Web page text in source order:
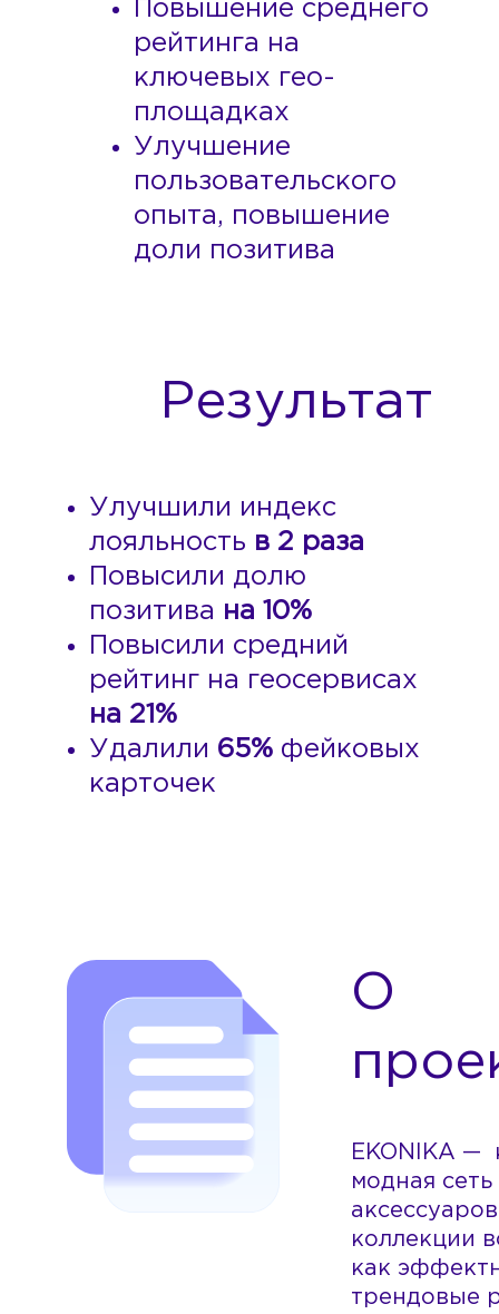
Повышение среднего
рейтинга на
ключевых гео-
площадках
Улучшение
пользовательского
опыта, повышение
доли позитива
Результат
Улучшили индекс
лояльность в 2 раза
Повысили долю
позитива на 10%
Повысили средний
рейтинг на геосервисах
на 21%
Удалили 65% фейковых
карточек
О
EKONIKA —
модная
коллекции
как
трендовые